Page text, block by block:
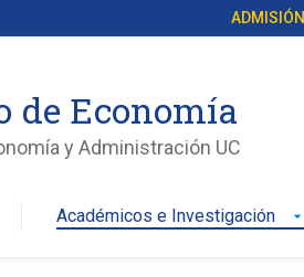
ADMISIÓN
de Economía
y Administración UC
Académicos e Investigación arrow_drop_down